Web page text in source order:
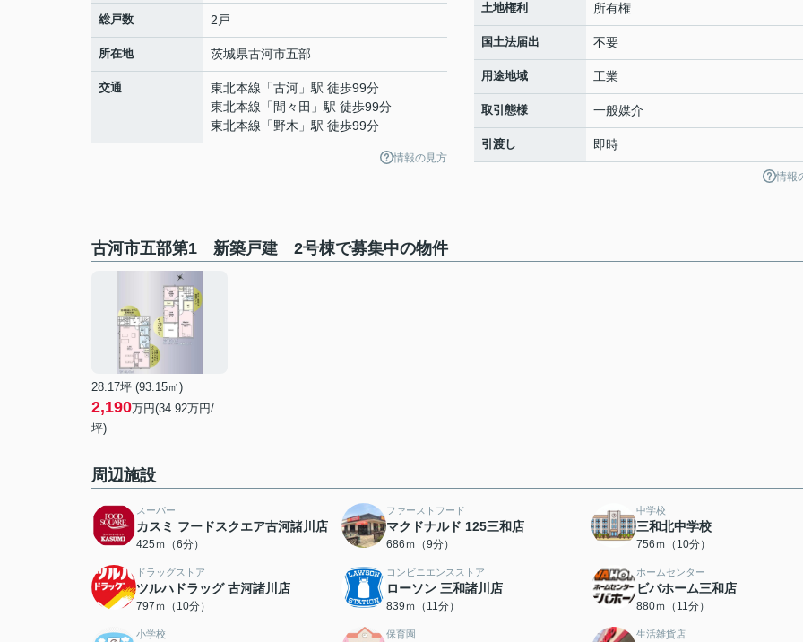
総戸数 2戸
所在地 茨城県古河市五部
交通 東北本線 「古河 」駅 徒歩99分
東北本線 「 間々田 」駅 徒歩99分
東北本線 「野木 」駅 徒歩99分
情報の見方
土地権利 所有権
国土法届出 不要
用途地域 工業
取引態様 一般媒介
引渡し 即時
情報
古河市五部第1 新築戸建 2号棟で募集中の物件
28.17坪 (93.15㎡)
2,190万円(34.92万円/
坪)
周辺施設
スーパー
カスミ フードスクエア古河諸川店
425ｍ（6分）
ファーストフード
マクドナルド 125三和店
686ｍ（9分）
中学校
三和北中学校
756ｍ（10分）
ドラッグストア
ツルハドラッグ 古河諸川店
797ｍ（10分）
コンビニエンスストア
ローソン 三和諸川店
839ｍ（11分）
ホームセンター
ビバホーム三和店
880ｍ（11分）
小学校 保育園 生活雑貨店